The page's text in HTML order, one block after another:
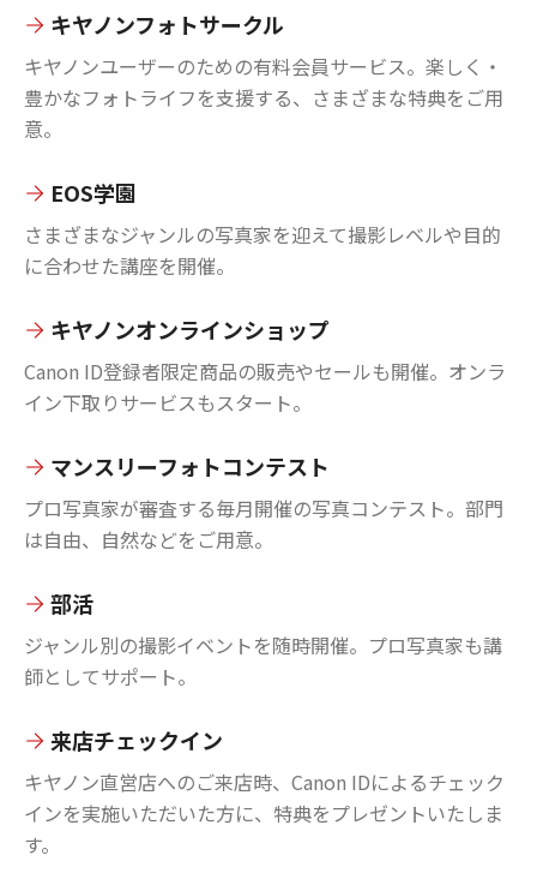
キヤノンフォトサークル
キヤノンユーザーのための有料会員サービス。楽しく・
豊かなフォトライフを支援する、さまざまな特典をご用
意。
EOS学園
さまざまなジャンルの写真家を迎えて撮影レベルや目的
に合わせた講座を開催。
キヤノンオンラインショップ
Canon ID登録者限定商品の販売やセールも開催。オンラ
イン下取りサービスもスタート。
マンスリーフォトコンテスト
プロ写真家が審査する毎月開催の写真コンテスト。部門
は自由、自然などをご用意。
部活
ジャンル別の撮影イベントを随時開催。プロ写真家も講
師としてサポート。
来店チェックイン
キヤノン直営店へのご来店時、Canon IDによるチェック
インを実施いただいた方に、特典をプレゼントいたしま
す。